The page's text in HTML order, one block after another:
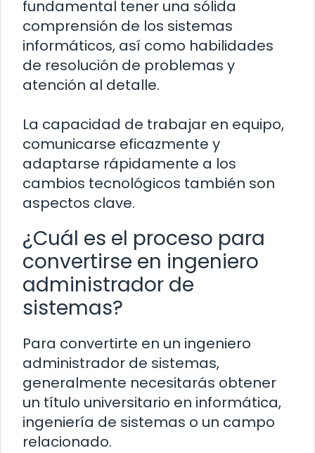
fundamental tener una sólida
comprensión de los sistemas
informáticos, así como habilidades
de resolución de problemas y
atención al detalle.
La capacidad de trabajar en equipo,
comunicarse eficazmente y
adaptarse rápidamente a los
cambios tecnológicos también son
aspectos clave.
¿Cuál es el proceso para
convertirse en ingeniero
administrador de
sistemas?
Para convertirte en un ingeniero
administrador de sistemas,
generalmente necesitarás obtener
un título universitario en informática,
ingeniería de sistemas o un campo
relacionado.